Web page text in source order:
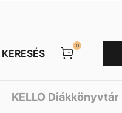
0
KELLO Diákkönyvtár